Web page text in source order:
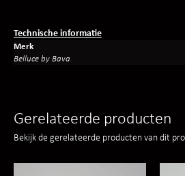
Technische informatie
Merk
Belluce by Bava
Gerelateerde producten
Bekijk de gerelateerde producten van dit